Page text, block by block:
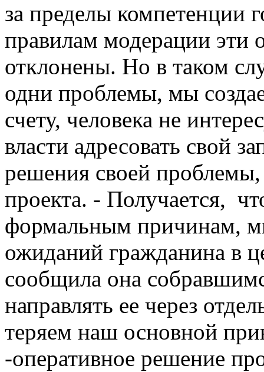
за пределы компетенции
правилам модерации
отклонены. Но в таком
одни проблемы, мы
счету, человека не
власти адресовать свой
решения своей проблемы,
проекта. - Получается,
формальным причинам,
ожиданий гражданина в
сообщила она
направлять ее через
теряем наш основной
-оперативное решение